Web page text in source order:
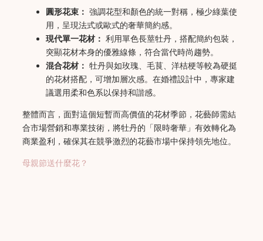
圓形花束： 強調花型和顏色的統一對稱，極少綠葉使
用，呈現法式或歐式的奢華簡約感。
現代單一花材： 利用單色長莖牡丹，搭配簡約包裝，
突顯花材本身的優雅線條，符合當代時尚趨勢。
混合花材： 牡丹與如玫瑰、毛茛、洋桔梗等較為硬挺
的花材搭配，可增加層次感。在婚禮設計中，專家建
議選用柔和色系以保持和諧感。
整體而言，面對這個短暫而高價值的花材季節，花藝師需結
合市場營銷和專業技術，將牡丹的「限時奢華」有效轉化為
商業盈利，確保其在競爭激烈的花藝市場中保持領先地位。
母親節送什麼花？